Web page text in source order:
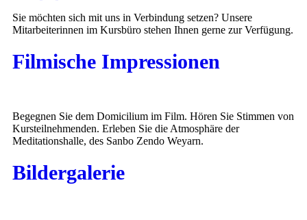
Sie möchten sich mit uns in Verbindung setzen? Unsere
Mitarbeiterinnen im Kursbüro stehen Ihnen gerne zur Verfügung.
Filmische Impressionen
Begegnen Sie dem Domicilium im Film. Hören Sie Stimmen von
Kursteilnehmenden. Erleben Sie die Atmosphäre der
Meditationshalle, des Sanbo Zendo Weyarn.
Bildergalerie